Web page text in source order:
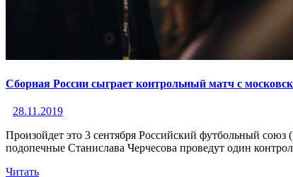
Сборная России сыграет контрольный матч с
28.11.2019
Произойдет это 3 сентября Российский футбольный
подопечные Станислава Черчесова проведут один
Читать